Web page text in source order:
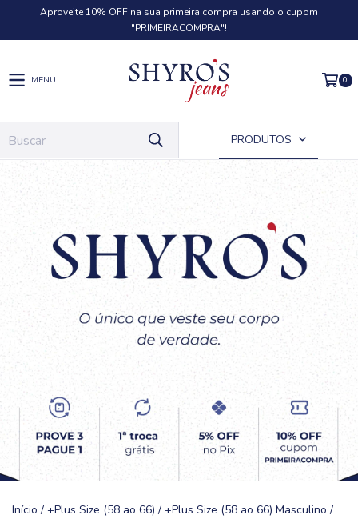
Aproveite 10% OFF na sua primeira compra usando o cupom
"PRIMEIRACOMPRA"!
MENU 0
PRODUTOS
Início / +Plus Size (58 ao 66) / +Plus Size (58 ao 66) Masculino /